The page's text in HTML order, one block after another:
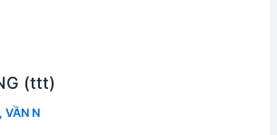
(ttt)
,VẦN N